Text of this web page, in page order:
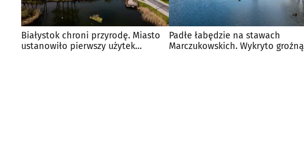
Białystok chroni przyrodę. Miasto
ustanowiło pierwszy użytek
Padłe łabędzie na stawach
Marczukowskich. Wykryto groźną